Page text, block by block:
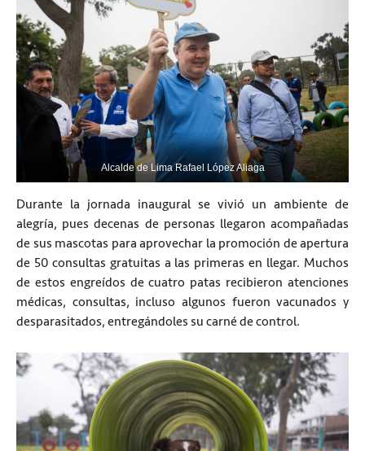
Alcalde de Lima Rafael López Aliaga
Durante la jornada inaugural se vivió un ambiente de
alegría, pues decenas de personas llegaron acompañadas
de sus mascotas para aprovechar la promoción de apertura
de 50 consultas gratuitas a las primeras en llegar. Muchos
de estos engreídos de cuatro patas recibieron atenciones
médicas, consultas, incluso algunos fueron vacunados y
desparasitados, entregándoles su carné de control.